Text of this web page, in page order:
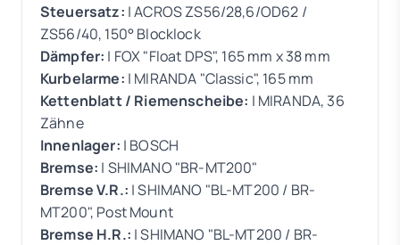
Steuersatz: | ACROS ZS56/28,6/OD62 /
ZS56/40, 150° Blocklock
Dämpfer: | FOX "Float DPS", 165 mm x 38 mm
Kurbelarme: | MIRANDA "Classic", 165 mm
Kettenblatt / Riemenscheibe: | MIRANDA, 36
Zähne
Innenlager: | BOSCH
Bremse: | SHIMANO "BR-MT200"
Bremse V.R.: | SHIMANO "BL-MT200 / BR-
MT200", Post Mount
Bremse H.R.: | SHIMANO "BL-MT200 / BR-